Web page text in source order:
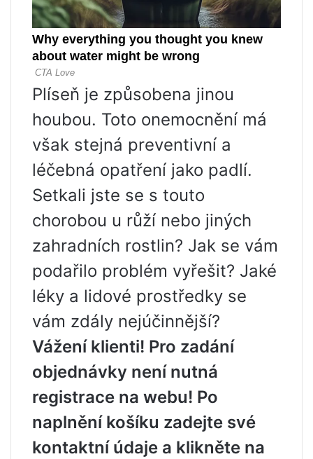
Plíseň je způsobena jinou
houbou. Toto onemocnění má
však stejná preventivní a
léčebná opatření jako padlí.
Setkali jste se s touto
chorobou u růží nebo jiných
zahradních rostlin? Jak se vám
podařilo problém vyřešit? Jaké
léky a lidové prostředky se
vám zdály nejúčinnější?
Vážení klienti! Pro zadání
objednávky není nutná
registrace na webu! Po
naplnění košíku zadejte své
kontaktní údaje a klikněte na